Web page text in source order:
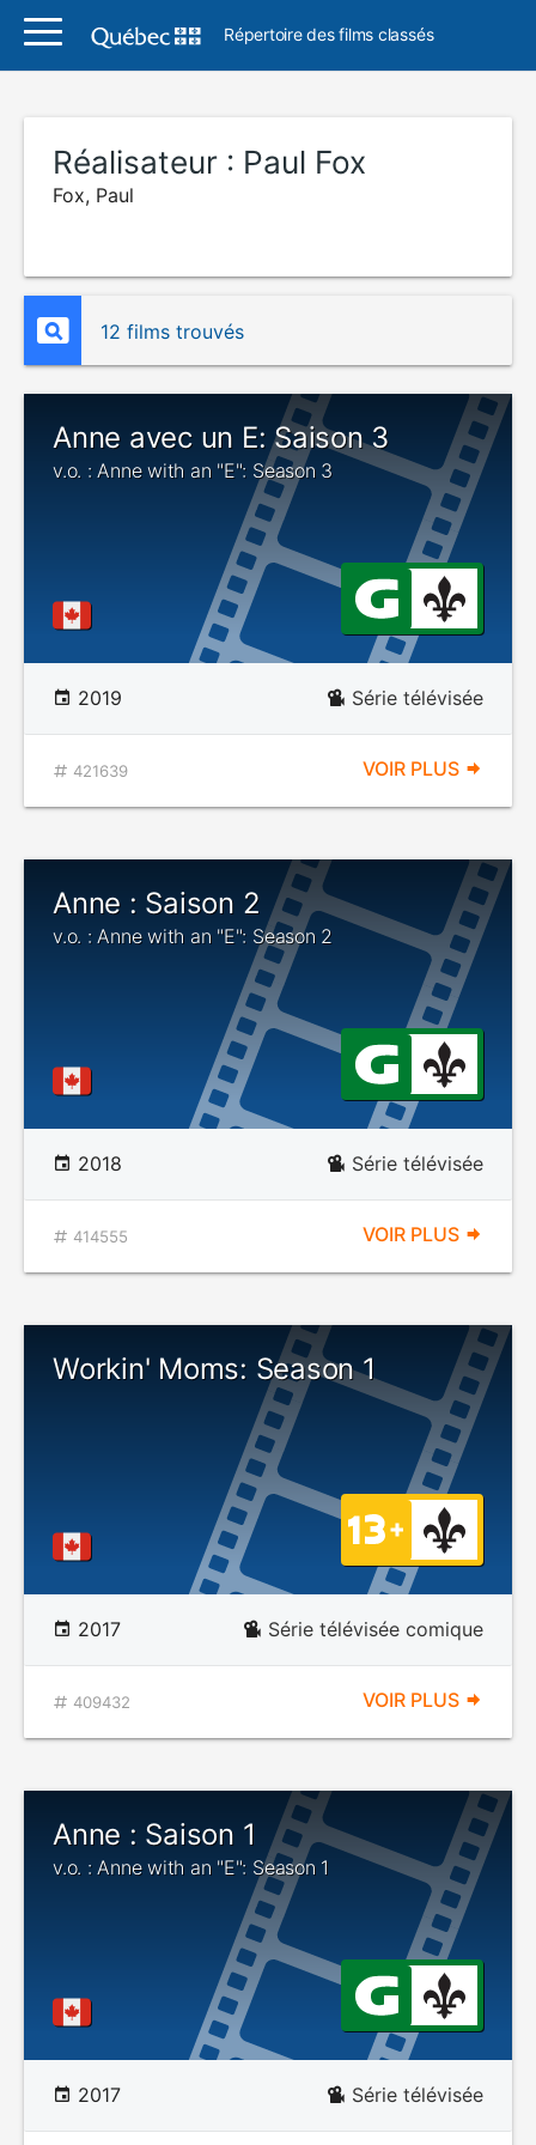
Répertoire des films classés
Réalisateur : Paul Fox
Fox, Paul
12 films trouvés
Anne avec un E: Saison 3
v.o. : Anne with an "E": Season 3
2019 Série télévisée
421639 VOIR PLUS
Anne : Saison 2
v.o. : Anne with an "E": Season 2
2018 Série télévisée
414555 VOIR PLUS
Workin' Moms: Season 1
2017 Série télévisée comique
409432 VOIR PLUS
Anne : Saison 1
v.o. : Anne with an "E": Season 1
2017 Série télévisée